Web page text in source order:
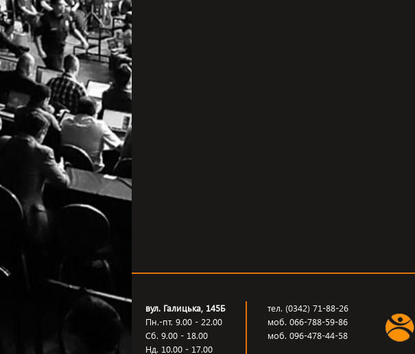
вул. Галицька, 145Б
Пн.-пт. 9.00 - 22.00
Сб. 9.00 - 18.00
Нд. 10.00 - 17.00
тел. (0342) 71-88-26
моб. 066-788-59-86
моб. 096-478-44-58